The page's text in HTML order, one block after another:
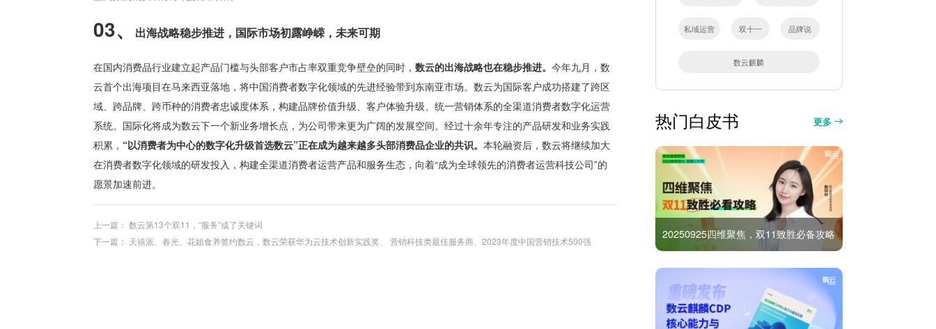
03、 出海战略稳步推进， 国际市场初露峥嵘，未来可期
在国内消费品行业建立起产品门槛与头部客户市占率双重竞争壁垒的同时，数云的出海战略也在稳步推进。今年九月，数
云首个出海项目在马来西亚落地，将中国消费者数字化领域的先进经验带到东南亚市场。数云为国际客户成功搭建了跨区
域、跨品牌、跨币种的消费者忠诚度体系，构建品牌价值升级、客户体验升级、统一营销体系的全渠道消费者数字化运营
系统。国际化将成为数云下一个新业务增长点，为公司带来更为广阔的发展空间。经过十余年专注的产品研发和业务实践
积累， “以消费者为中心的数字化升级首选数云”正在成为越来越多头部消费品企业的共识。本轮融资后，数云将继续加大
在消费者数字化领域的研发投入，构建全渠道消费者运营产品和服务生态，向着“成为全球领先的消费者运营科技公司”的
愿景加速前进。
上一篇：数云第13个双11，“服务”成了关键词
下一篇： 天禧派、春光、花姐食养签约数云，数云荣获华为云技术创新实践奖、 营销科技类最佳服务商、2023年度中国营销技术500强
私域运营 双十一 品牌说
数云麒麟
热门白皮书 更多
20250925四维聚焦，双11致胜必备攻略